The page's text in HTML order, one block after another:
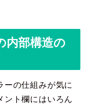
内部構造の
ーの仕組みが気に
ント欄にはいろん